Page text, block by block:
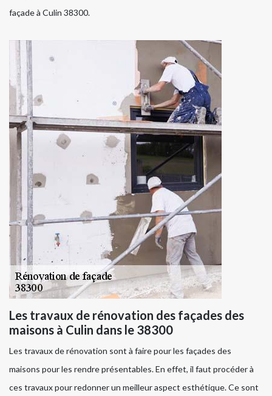
façade à Culin 38300.
Les travaux de rénovation des façades des
maisons à Culin dans le 38300
Les travaux de rénovation sont à faire pour les façades des
maisons pour les rendre présentables. En effet, il faut procéder à
ces travaux pour redonner un meilleur aspect esthétique. Ce sont